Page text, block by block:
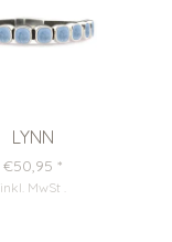
LYNN
€50,95 *
inkl. MwSt